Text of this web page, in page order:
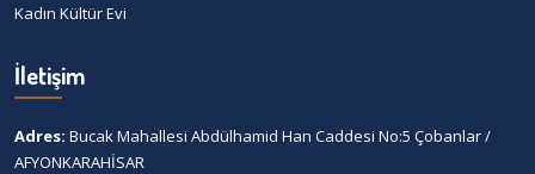
Kadın Kültür Evi
İletişim
Adres: Bucak Mahallesi Abdülhamid Han Caddesi No:5 Çobanlar /
AFYONKARAHİSAR